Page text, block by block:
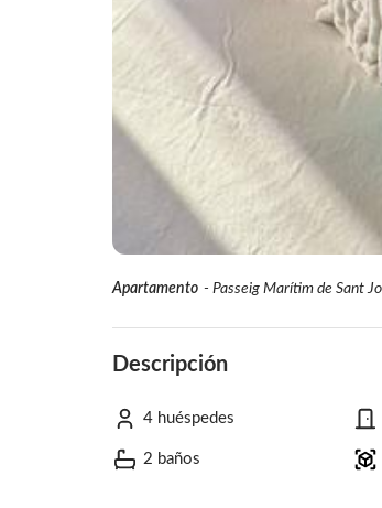
Apartamento - Passeig Marítim de Sant
Descripción
4 huéspedes
2 baños